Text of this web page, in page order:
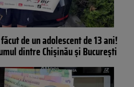
de un adolescent de 13 ani!
dintre Chișinău și București